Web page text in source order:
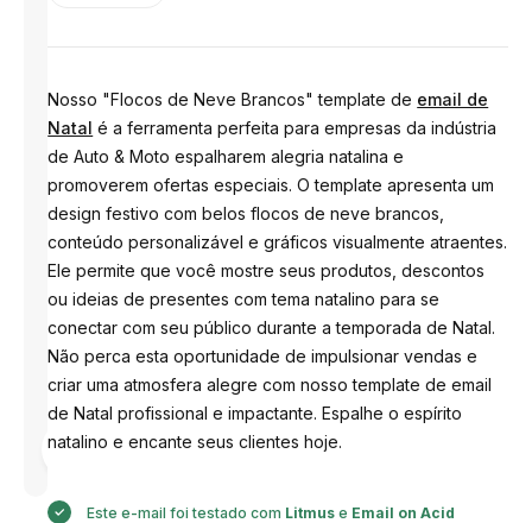
por
Nosso "Flocos de Neve Brancos" template de email de
Natal é a ferramenta perfeita para empresas da indústria
de Auto & Moto espalharem alegria natalina e
promoverem ofertas especiais. O template apresenta um
design festivo com belos flocos de neve brancos,
conteúdo personalizável e gráficos visualmente atraentes.
Ele permite que você mostre seus produtos, descontos
ou ideias de presentes com tema natalino para se
conectar com seu público durante a temporada de Natal.
Não perca esta oportunidade de impulsionar vendas e
criar uma atmosfera alegre com nosso template de email
de Natal profissional e impactante. Espalhe o espírito
natalino e encante seus clientes hoje.
Este e-mail foi testado com Litmus e Email on Acid